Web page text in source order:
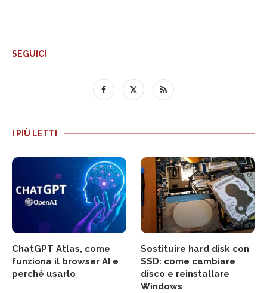
SEGUICI
I PIÙ LETTI
ChatGPT Atlas, come
funziona il browser AI e
perché usarlo
Sostituire hard disk con
SSD: come cambiare
disco e reinstallare
Windows